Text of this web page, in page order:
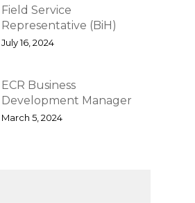
Field Service
Representative (BiH)
July 16, 2024
ECR Business
Development Manager
March 5, 2024